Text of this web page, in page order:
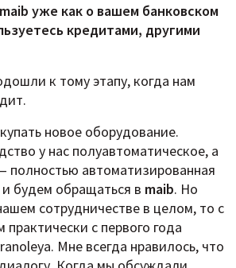
уже как о вашем банковском
кредитами, другими
к тому этапу, когда нам
новое оборудование.
у нас полуавтоматическое, а
автоматизированная
будем обращаться в maib. Но
сотрудничестве в целом, то с
с первого года
Мне всегда нравилось, что